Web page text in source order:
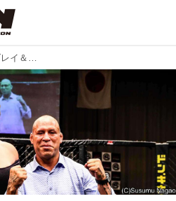
RIZIN出場のヴァンダレイ＆ギャビが修斗を観戦、ケージに上がり観客へ挨拶